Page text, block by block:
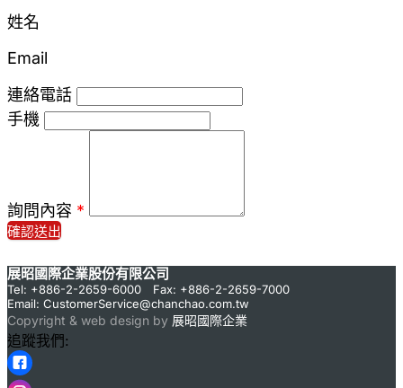
姓名
Email
連絡電話
手機
詢問內容 *
確認送出
展昭國際企業股份有限公司
Tel: +886-2-2659-6000 Fax: +886-2-2659-7000
Email: CustomerService@chanchao.com.tw
Copyright & web design by 展昭國際企業
追蹤我們: